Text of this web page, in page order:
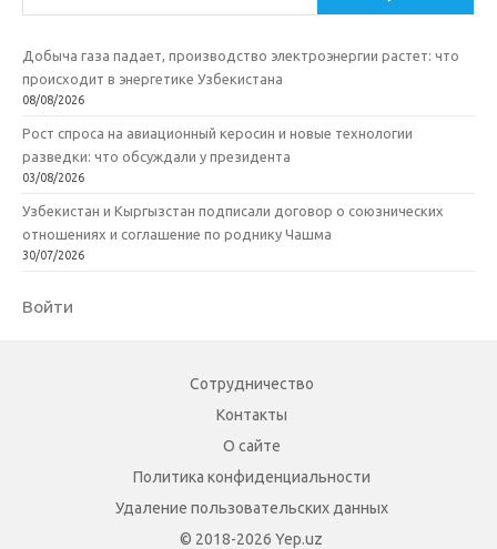
Добыча газа падает, производство электроэнергии растет: что
происходит в энергетике Узбекистана
08/08/2026
Рост спроса на авиационный керосин и новые технологии
разведки: что обсуждали у президента
03/08/2026
Узбекистан и Кыргызстан подписали договор о союзнических
отношениях и соглашение по роднику Чашма
30/07/2026
Войти
Сотрудничество
Контакты
О сайте
Политика конфиденциальности
Удаление пользовательских данных
© 2018-2026 Yep.uz